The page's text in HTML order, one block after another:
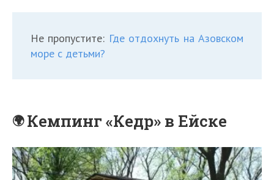
Не пропустите: Где отдохнуть на Азовском
море с детьми?
Кемпинг «Кедр» в Ейске